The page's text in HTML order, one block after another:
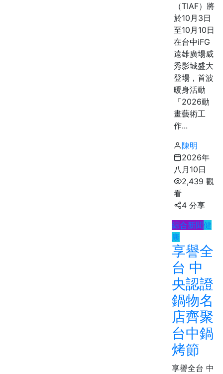
（TIAF）將
於10月3日
至10月10日
在台中iFG
遠雄廣場威
秀影城盛大
登場，首波
暖身活動
「2026動
畫藝術工
作...
陳明
2026年
八月10日
2,439 觀
看
4 分享
綜合新聞健
康
享譽全
台 中
央認證
鍋物名
店齊聚
台中鍋
烤節
享譽全台 中